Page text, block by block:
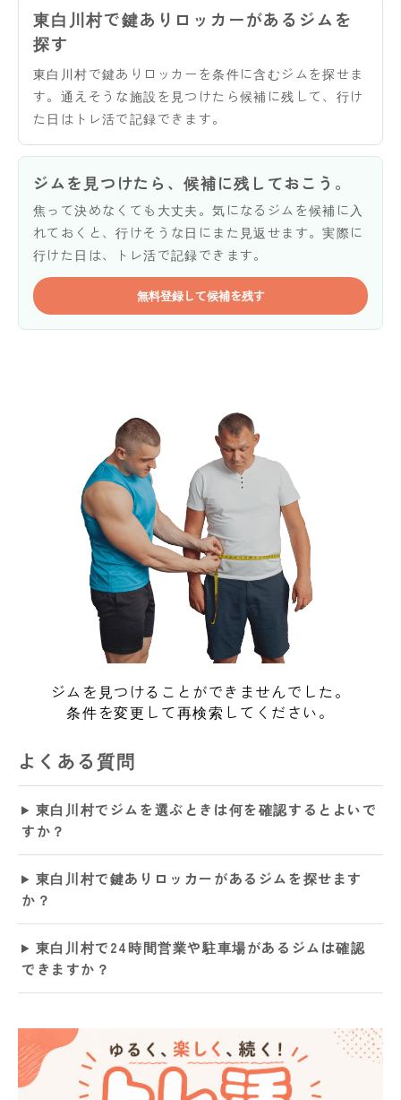
東白川村で鍵ありロッカーがあるジムを
探す
東白川村で鍵ありロッカーを条件に含むジムを探せま
す。通えそうな施設を見つけたら候補に残して、行け
た日はトレ活で記録できます。
ジムを見つけたら、候補に残しておこう。
焦って決めなくても大丈夫。気になるジムを候補に入
れておくと、行けそうな日にまた見返せます。実際に
行けた日は、トレ活で記録できます。
無料登録して候補を残す
ジムを見つけることができませんでした。
条件を変更して再検索してください。
よくある質問
東白川村でジムを選ぶときは何を確認するとよいで
すか？
東白川村で鍵ありロッカーがあるジムを探せます
か？
東白川村で24時間営業や駐車場があるジムは確認
できますか？